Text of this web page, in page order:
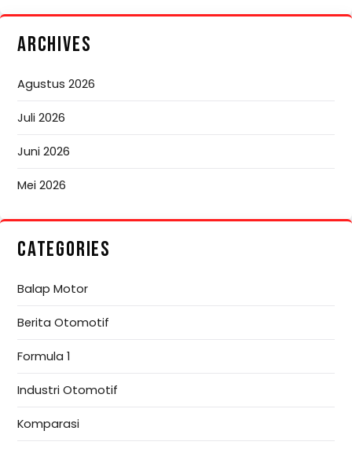
ARCHIVES
Agustus 2026
Juli 2026
Juni 2026
Mei 2026
CATEGORIES
Balap Motor
Berita Otomotif
Formula 1
Industri Otomotif
Komparasi